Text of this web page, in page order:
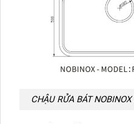
CHẬU RỬA BÁT